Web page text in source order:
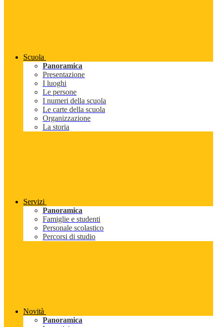
Scuola
Panoramica
Presentazione
I luoghi
Le persone
I numeri della scuola
Le carte della scuola
Organizzazione
La storia
Servizi
Panoramica
Famiglie e studenti
Personale scolastico
Percorsi di studio
Novità
Panoramica